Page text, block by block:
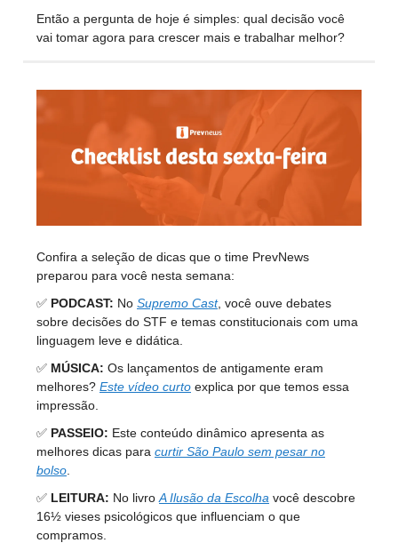
Então a pergunta de hoje é simples: qual decisão você
vai tomar agora para crescer mais e trabalhar melhor?
Confira a seleção de dicas que o time PrevNews
preparou para você nesta semana:
✅ PODCAST: No Supremo Cast, você ouve debates
sobre decisões do STF e temas constitucionais com uma
linguagem leve e didática.
✅ MÚSICA: Os lançamentos de antigamente eram
melhores? Este vídeo curto explica por que temos essa
impressão.
✅ PASSEIO: Este conteúdo dinâmico apresenta as
melhores dicas para curtir São Paulo sem pesar no
bolso
✅ LEITURA: No livro A Ilusão da Escolha você descobre
16½ vieses psicológicos que influenciam o que
compramos.